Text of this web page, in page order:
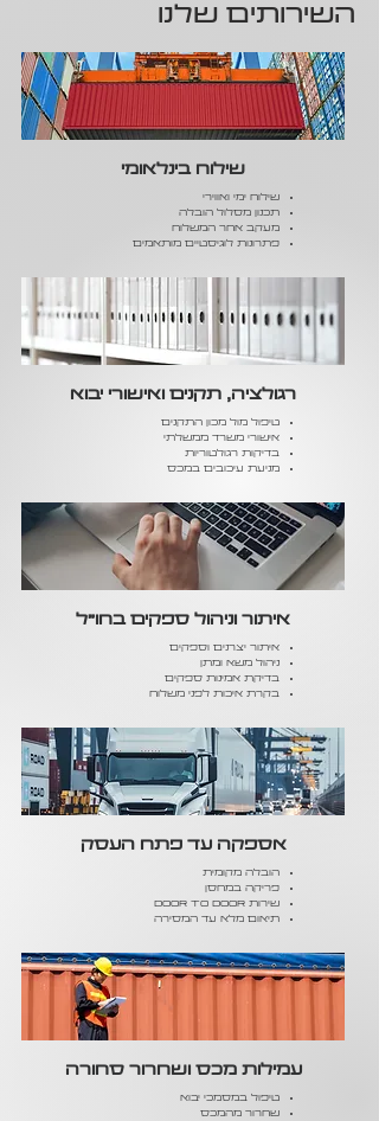
השירותים שלנו
שילוח בינלאומי
שילוח ימי ואווירי
תכנון מסלול הובלה
מעקב אחר המשלוח
פתרונות לוגיסטיים מותאמים
רגולציה, תקנים ואישורי יבוא
טיפול מול מכון התקנים
אישורי משרד ממשלתי
בדיקות רגולטוריות
מניעת עיכובים במכס
איתור וניהול ספקים בחו"ל
איתור יצרנים וספקים
ניהול משא ומתן
בדיקת אמינות ספקים
בקרת איכות לפני משלוח
אספקה עד פתח העסק
הובלה מקומית
פריקה במחסן
שירות Door to Door
תיאום מלא עד המסירה
עמילות מכס ושחרור סחורה
טיפול במסמכי יבוא
שחרור מהמכס